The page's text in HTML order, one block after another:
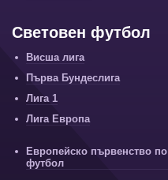
Световен футбол
Висша лига
Първа Бундеслига
Лига 1
Лига Европа
Европейско първенство по
футбол